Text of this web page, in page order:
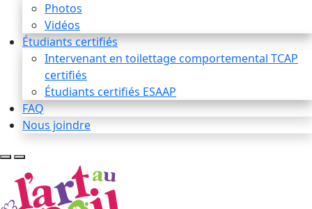
Photos
Vidéos
Étudiants certifiés
Intervenant en toilettage comportemental TCAP
certifiés
Étudiants certifiés ESAAP
FAQ
Nous joindre